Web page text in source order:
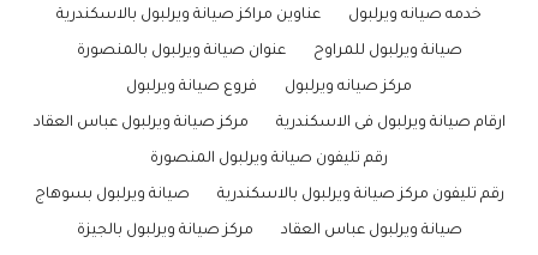
خدمه صيانه ويرلبول عناوين مراكز صيانة ويرلبول بالاسكندرية
صيانة ويرلبول للمراوح عنوان صيانة ويرلبول بالمنصورة
مركز صيانه ويرلبول فروع صيانة ويرلبول
ارقام صيانة ويرلبول فى الاسكندرية مركز صيانة ويرلبول عباس العقاد
رقم تليفون صيانة ويرلبول المنصورة
رقم تليفون مركز صيانة ويرلبول بالاسكندرية صيانة ويرلبول بسوهاج
صيانة ويرلبول عباس العقاد مركز صيانة ويرلبول بالجيزة